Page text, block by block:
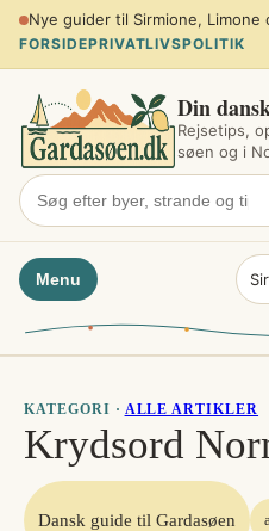
Spring
indhold
Planlæg sommerferien ved søen
FORSIDEPRIVATLIVSPOLITIK
Din
Rejsetips,
søen og i
Menu
KATEGORI · ALLE ARTIKLER
Krydsord
Dansk guide til Gardasøen